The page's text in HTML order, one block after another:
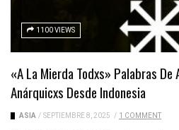
1100 VIEWS
«A La Mierda Todxs» Palabras De
Anárquicxs Desde Indonesia
ASIA / SEPTIEMBRE 8, 2025 / 1 COMMENT